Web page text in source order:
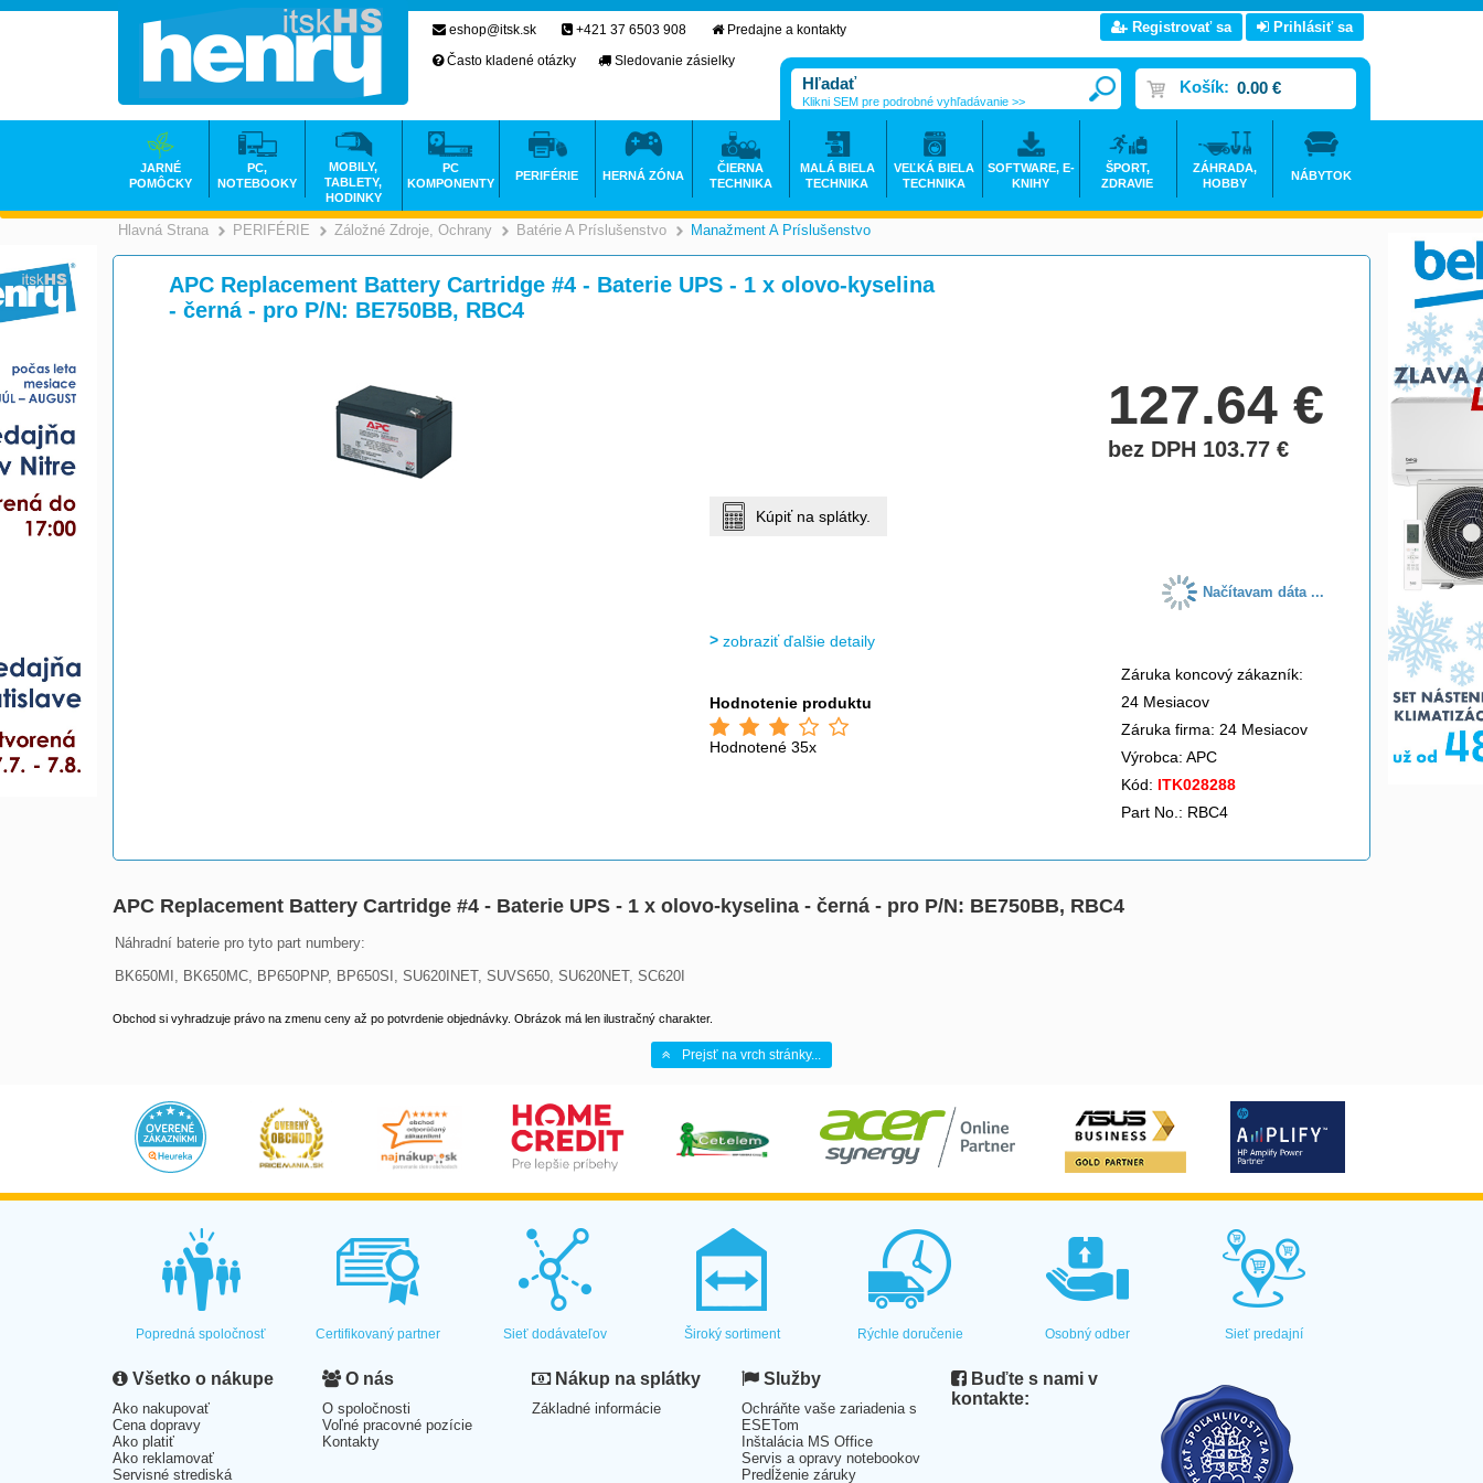
Hlavná Strana >
PERIFÉRIE >
Záložné Zdroje, Ochrany >
Batérie A Príslušenstvo >
Manažment A Príslušenstvo
APC Replacement Battery Cartridge #4 - Baterie UPS - 1 x olovo-kyselina
- černá - pro P/N: BE750BB, RBC4
127.64€
bez DPH 103.77€
Kúpiť na splátky.
Načítavam dáta ...
zobraziť ďalšie detaily
Hodnotenie produktu
Hodnotené 35x
Záruka koncový zákazník:
24 Mesiacov
Záruka firma: 24 Mesiacov
Výrobca: APC
Kód: ITK028288
Part No.: RBC4
APC Replacement Battery Cartridge #4 - Baterie UPS - 1 x olovo-kyselina - černá - pro P/N: BE750BB, RBC4
Náhradní baterie pro tyto part numbery:
BK650MI, BK650MC, BP650PNP, BP650SI, SU620INET, SUVS650, SU620NET, SC620I
Obchod si vyhradzuje právo na zmenu ceny až po potvrdenie objednávky. Obrázok má len ilustračný charakter.
Prejsť na vrch stránky...
eshop@itsk.sk +421 37 6503 908
Predajne a kontakty
Často kladené otázky
Sledovanie zásielky
Registrovať sa Prihlásiť sa
Košík: 0.00 €
Klikni SEM pre podrobné vyhľadávanie >>
JARNÉ
POMÔCKY
PC,
NOTEBOOKY
MOBILY,
TABLETY,
HODINKY
PC
KOMPONENTY
PERIFÉRIE HERNÁ ZÓNA
ČIERNA
TECHNIKA
MALÁ BIELA
TECHNIKA
VEĽKÁ BIELA
TECHNIKA
SOFTWARE, E-
KNIHY
ŠPORT,
ZDRAVIE
ZÁHRADA,
HOBBY
NÁBYTOK
Popredná spoločnosť Certifikovaný partner Sieť dodávateľov Široký sortiment Rýchle doručenie Osobný odber Sieť predajní
Všetko o nákupe
Ako nakupovať
Cena dopravy
Ako platiť
Ako reklamovať
Servisné strediská
O nás
O spoločnosti
Voľné pracovné pozície
Kontakty
Nákup na splátky
Základné informácie
Služby
Ochráňte vaše zariadenia s
ESETom
Inštalácia MS Office
Servis a opravy notebookov
Predĺženie záruky
Buďte s nami v
kontakte: